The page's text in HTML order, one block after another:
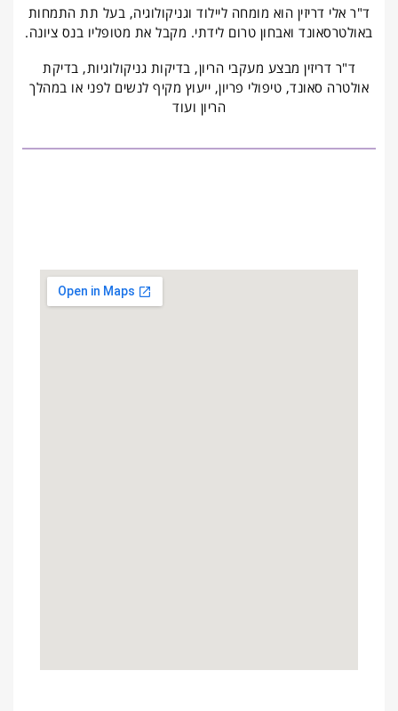
ד"ר אלי דריזין הוא מומחה ליילוד וגניקולוגיה, בעל תת התמחות
באולטרסאונד ואבחון טרום לידתי. מקבל את מטופליו בנס ציונה.
ד"ר דריזין מבצע מעקבי הריון, בדיקות גניקולוגיות, בדיקת
אולטרה סאונד, טיפולי פריון, ייעוץ מקיף לנשים לפני או במהלך
הריון ועוד